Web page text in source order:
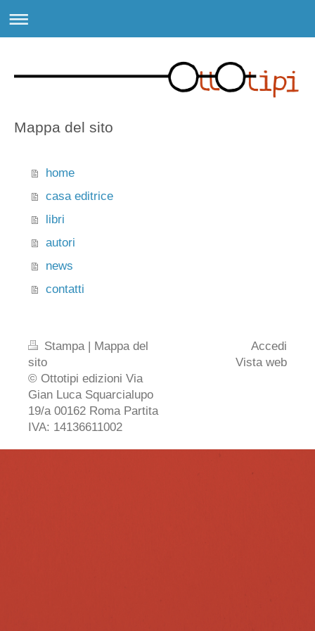
Mappa del sito
home
casa editrice
libri
autori
news
contatti
Stampa
Mappa del
sito
© Ottotipi edizioni Via
Gian Luca Squarcialupo
19/a 00162 Roma Partita
IVA: 14136611002
Accedi
Vista web